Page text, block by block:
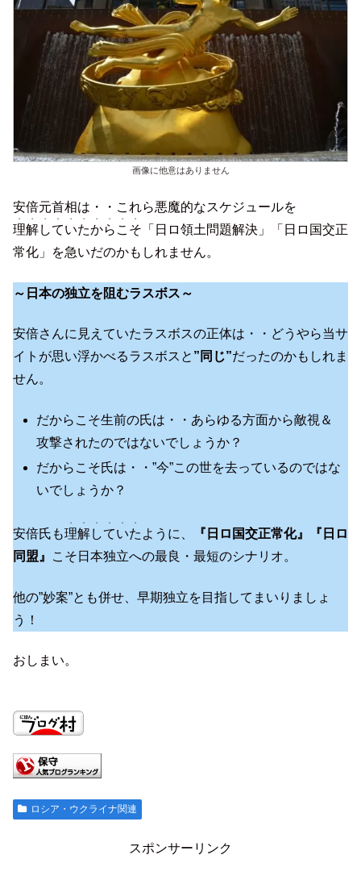
画像に他意はありません
安倍元首相は・・これら悪魔的なスケジュールを
理解していたからこそ
・・・・・・・・・・
「日ロ領土問題解決」「日ロ国交正
常化」を急いだのかもしれません。
～日本の独立を阻むラスボス～
安倍さんに見えていたラスボスの正体は・・どうやら当サ
イトが思い浮かべるラスボスと ”同じ”だったのかもしれま
せん。
だからこそ生前の氏は・・あらゆる方面から敵視＆
攻撃されたのではないでしょうか？
だからこそ氏は・・”今”この世を去っているのではな
いでしょうか？
安倍氏も理解していた
・・・・・・
ように、
『日ロ国交正常化』『日ロ
同盟』
こそ日本独立への最良・最短のシナリオ。
他の”妙案”とも併せ、早期独立を目指してまいりましょ
う！
おしまい。
ロシア・ウクライナ関連
スポンサーリンク